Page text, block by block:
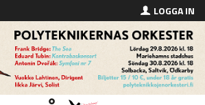
LOGGA IN